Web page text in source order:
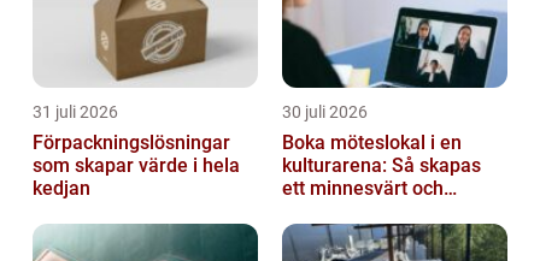
31 juli 2026
Förpackningslösningar
som skapar värde i hela
kedjan
30 juli 2026
Boka möteslokal i en
kulturarena: Så skapas
ett minnesvärt och